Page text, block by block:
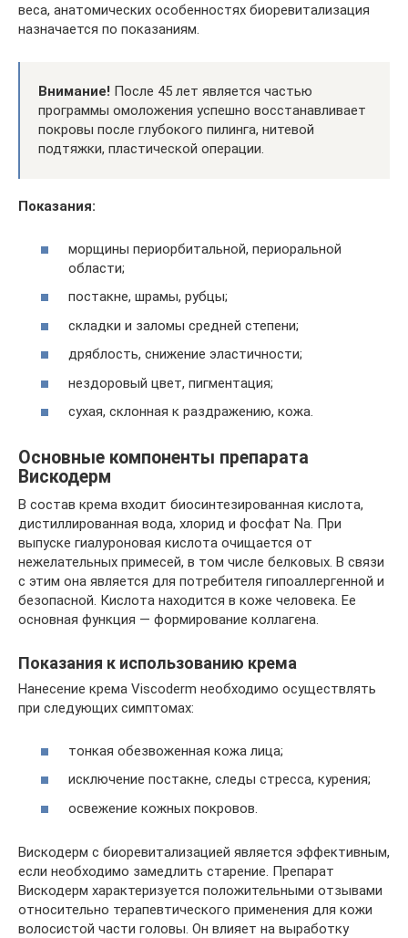
веса, анатомических особенностях биоревитализация
назначается по показаниям.
Внимание! После 45 лет является частью
программы омоложения успешно восстанавливает
покровы после глубокого пилинга, нитевой
подтяжки, пластической операции.
Показания:
морщины периорбитальной, периоральной
области;
постакне, шрамы, рубцы;
складки и заломы средней степени;
дряблость, снижение эластичности;
нездоровый цвет, пигментация;
сухая, склонная к раздражению, кожа.
Основные компоненты препарата
Вискодерм
В состав крема входит биосинтезированная кислота,
дистиллированная вода, хлорид и фосфат Na. При
выпуске гиалуроновая кислота очищается от
нежелательных примесей, в том числе белковых. В связи
с этим она является для потребителя гипоаллергенной и
безопасной. Кислота находится в коже человека. Ее
основная функция — формирование коллагена.
Показания к использованию крема
Нанесение крема Viscoderm необходимо осуществлять
при следующих симптомах:
тонкая обезвоженная кожа лица;
исключение постакне, следы стресса, курения;
освежение кожных покровов.
Вискодерм с биоревитализацией является эффективным,
если необходимо замедлить старение. Препарат
Вискодерм характеризуется положительными отзывами
относительно терапевтического применения для кожи
волосистой части головы. Он влияет на выработку